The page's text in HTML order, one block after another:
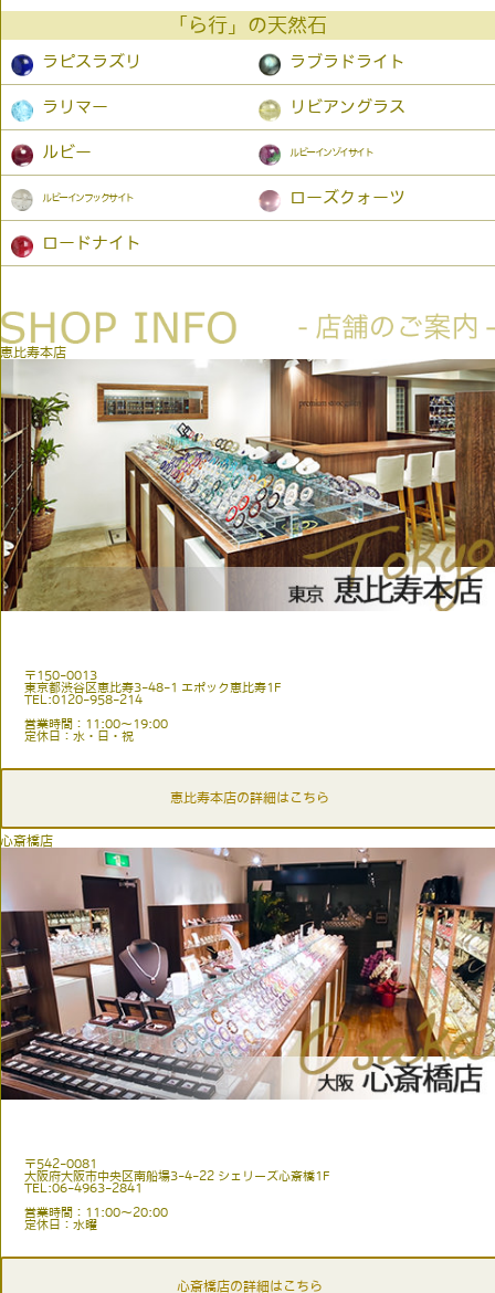
「ら行」の天然石
ラピスラズリ ラブラドライト
ラリマー リビアングラス
ルビー ルビーインゾイサイト
ルビーインフックサイト ローズクォーツ
ロードナイト
恵比寿本店
〒150-0013
東京都渋谷区恵比寿3-48-1 エポック恵比寿1F
TEL:0120-958-214
営業時間：11:00〜19:00
定休日：水・日・祝
恵比寿本店の詳細はこちら
心斎橋店
〒542-0081
大阪府大阪市中央区南船場3-4-22 シェリーズ心斎橋1F
TEL:06-4963-2841
営業時間：11:00〜20:00
定休日：水曜
心斎橋店の詳細はこちら